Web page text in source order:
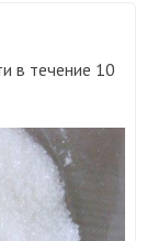
в течение 10